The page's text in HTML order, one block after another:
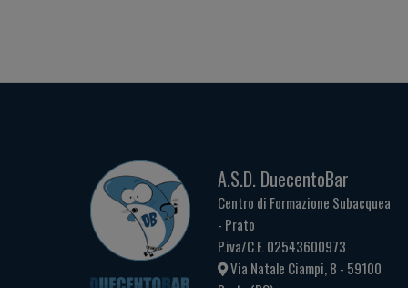
A.S.D. DuecentoBar
Centro di Formazione Subacquea
- Prato
P.iva/C.F. 02543600973
Via Natale Ciampi, 8 - 59100